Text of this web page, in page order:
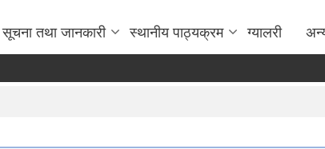
सूचना तथा जानकारी स्थानीय पाठ्यक्रम ग्यालरी